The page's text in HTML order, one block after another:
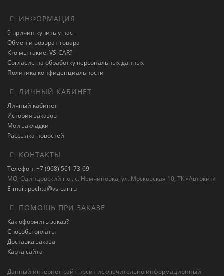
ИНФОРМАЦИЯ
9 причин купить у нас
Обмен и возврат товара
Кто мы такие: VS-CAR?
Согласие на обработку персональных данных
Политика конфиденциальности
ЛИЧНЫЙ КАБИНЕТ
Личный кабинет
История заказов
Мои закладки
Рассылка новостей
КОНТАКТЫ
Телефон: +7 (968) 561-73-69
МО, Одинцовский г.о., с. Немчиновка, ул. Московская 10, ТК «Автокит»
E-mail: pochta@vs-car.ru
ПОМОЩЬ ПРИ ЗАКАЗЕ
Как оформить заказ?
Способы оплаты
Доставка заказа
Карта сайта
Данный интернет-сайт носит исключительно информационный